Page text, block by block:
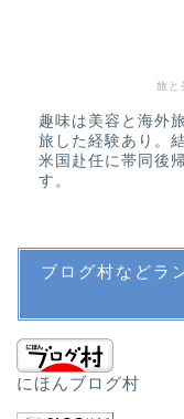
旅と
趣味は美容と海外
旅した経験あり。
米国赴任に帯同後
す。
ブログ村などラ
にほんブログ村